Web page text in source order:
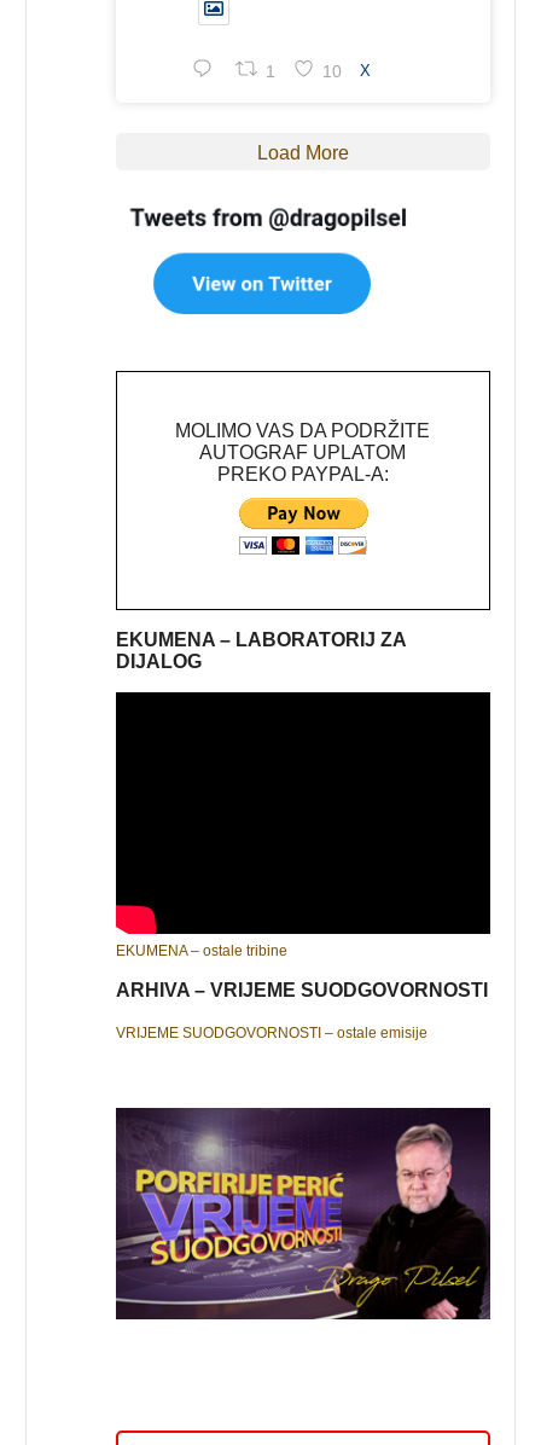
1 10 X
Load More
MOLIMO VAS DA PODRŽITE
AUTOGRAF UPLATOM
PREKO PAYPAL-A:
EKUMENA – LABORATORIJ ZA
DIJALOG
EKUMENA – ostale tribine
ARHIVA – VRIJEME SUODGOVORNOSTI
VRIJEME SUODGOVORNOSTI – ostale emisije